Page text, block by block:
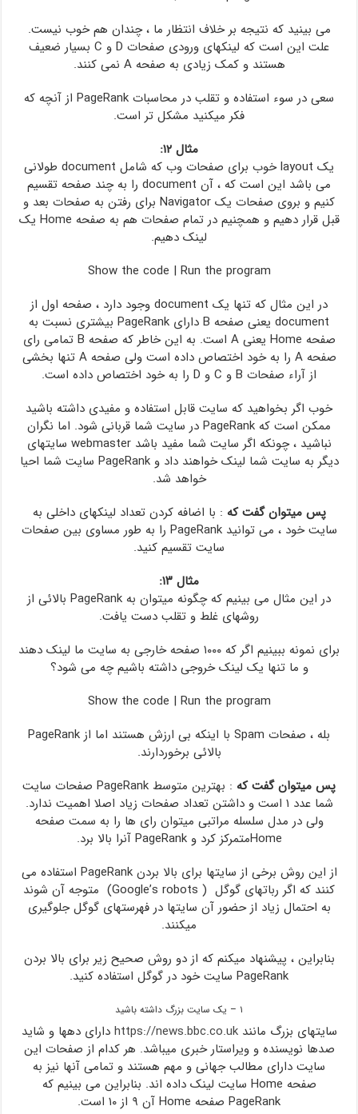
می بینید که نتیجه بر خلاف انتظار ما ، چندان هم خوب نیست.
علت این است که لینکهای ورودی صفحات D و C بسیار ضعیف
هستند و کمک زیادی به صفحه A نمی کنند.
سعی در سوء استفاده و تقلب در محاسبات PageRank از آنچه که
فکر میکنید مشکل تر است.
مثال ۱۲:
یک layout خوب برای صفحات وب که شامل document طولانی
می باشد این است که ، آن document را به چند صفحه تقسیم
کنیم و بروی صفحات یک Navigator برای رفتن به صفحات بعد و
قبل قرار دهیم و همچنیم در تمام صفحات هم به صفحه Home یک
لینک دهیم.
Show the code | Run the program
در این مثال که تنها یک document وجود دارد ، صفحه اول از
document یعنی صفحه B دارای PageRank بیشتری نسبت به
صفحه Home یعنی A است. به این خاطر که صفحه B‌ تمامی رای
صفحه A را به خود اختصاص داده است ولی صفحه A تنها بخشی
از آراء صفحات B و C و D را به خود اختصاص داده است.
خوب اگر بخواهید که سایت قابل استفاده و مفیدی داشته باشید
ممکن است که PageRank در سایت شما قربانی شود. اما نگران
نباشید ، چونکه اگر سایت شما مفید باشد webmaster سایتهای
دیگر به سایت شما لینک خواهند داد و PageRank سایت شما احیا
خواهد شد.
پس میتوان گفت که : با اضافه کردن تعداد لینکهای داخلی به
سایت خود ، می توانید PageRank را به طور مساوی بین صفحات
سایت تقسیم کنید.
مثال ۱۳:
در این مثال می بینیم که چگونه میتوان به PageRank بالائی از
روشهای غلط و تقلب دست یافت.
برای نمونه ببینیم اگر که ۱۰۰۰ صفحه خارجی به سایت ما لینک دهند
و ما تنها یک لینک خروجی داشته باشیم چه می شود؟
Show the code | Run the program
بله ، صفحات Spam با اینکه بی ارزش هستند اما از PageRank
بالائی برخوردارند.
پس میتوان گفت که
: بهترین متوسط PageRank صفحات سایت
شما عدد ۱ است و داشتن تعداد صفحات زیاد اصلا اهمیت ندارد.
ولی در مدل سلسله مراتبی میتوان رای ها را به سمت صفحه
Home‌متمرکز کرد و PageRank آنرا بالا برد.
از این روش برخی از سایتها برای بالا بردن PageRank استفاده می
کنند که اگر رباتهای گوگل ( Google’s robots‌) متوجه آن شوند
به احتمال زیاد از حضور آن سایتها در فهرستهای گوگل جلوگیری
میکنند.
بنابراین ، پیشنهاد میکنم که از دو روش صحیح زیر برای بالا بردن
PageRank سایت خود در گوگل استفاده کنید.
۱ – یک سایت بزرگ داشته باشید
سایتهای بزرگ مانندhttps://news.bbc.co.uk دارای دهها و شاید
صدها نویسنده و ویراستار خبری میباشد. هر کدام از صفحات این
سایت دارای مطالب جهانی و مهم هستند و تمامی آنها نیز به
صفحه Home سایت لینک داده اند. بنابراین می بینیم که
PageRank صفحه Home آن ۹ از ۱۰ است.